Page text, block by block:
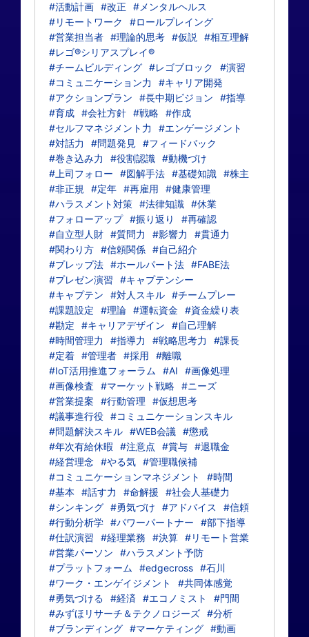
#活動計画 #改正
#メンタルヘルス
#リモートワーク
#ロールプレイング
#営業担当者 #理論的思考 #仮説
#相互理解
#レゴ®シリアスプレイ®
#チームビルディング #レゴブロック
#演習
#コミュニケーション力
#キャリア開発
#アクションプラン
#長中期ビジョン
#指導
#育成 #会社方針 #戦略 #作成
#セルフマネジメント力
#エンゲージメント
#対話力
#問題発見
#フィードバック
#巻き込み力
#役割認識 #動機づけ
#上司フォロー
#図解手法 #基礎知識 #株主
#非正規
#定年 #再雇用
#健康管理
#ハラスメント対策 #法律知識 #休業
#フォローアップ #振り返り
#再確認
#自立型人財 #質問力 #影響力
#貫通力
#関わり方 #信頼関係 #自己紹介
#プレップ法 #ホールパート法 #FABE法
#プレゼン演習
#キャプテンシー
#キャプテン
#対人スキル #チームプレー
#課題設定
#理論 #運転資金
#資金繰り表
#勘定
#キャリアデザイン
#自己理解
#時間管理力
#指導力 #戦略思考力
#課長
#定着 #管理者 #採用
#離職
#IoT活用推進フォーラム
#AI
#画像処理
#画像検査
#マーケット戦略 #ニーズ
#営業提案
#行動管理
#仮想思考
#議事進行役 #コミュニケーションスキル
#問題解決スキル #WEB会議
#懲戒
#年次有給休暇
#注意点 #賞与 #退職金
#経営理念 #やる気 #管理職候補
#コミュニケーションマネジメント
#時間
#基本
#話す力 #命解援
#社会人基礎力
#シンキング #勇気づけ #アドバイス
#信頼
#行動分析学 #パワーパートナー
#部下指導
#仕訳演習
#経理業務 #決算 #リモート営業
#営業パーソン
#ハラスメント予防
#プラットフォーム
#edgecross #石川
#ワーク・エンゲイジメント
#共同体感覚
#勇気づける
#経済 #エコノミスト
#門間
#みずほリサーチ＆テクノロジーズ #分析
#ブランディング #マーケティング #動画